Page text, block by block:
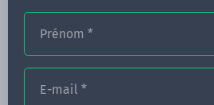
Prénom *
E-mail *